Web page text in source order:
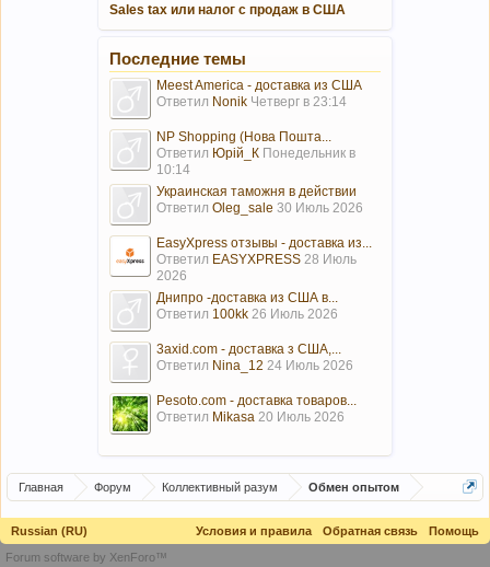
Sales tax или налог с продаж в США
Последние темы
Meest America - доставка из США
Ответил Nonik Четверг в 23:14
NP Shopping (Нова Пошта...
Ответил Юрій_К Понедельник в
10:14
Украинская таможня в действии
Ответил Oleg_sale 30 Июль 2026
EasyXpress отзывы - доставка из...
Ответил EASYXPRESS 28 Июль
2026
Днипро -доставка из США в...
Ответил 100kk 26 Июль 2026
3axid.com - доставка з США,...
Ответил Nina_12 24 Июль 2026
Pesoto.com - доставка товаров...
Ответил Mikasa 20 Июль 2026
Главная Форум Коллективный разум Обмен опытом
Russian (RU) Условия и правила Обратная связь
Помощь
Forum software by XenForo™